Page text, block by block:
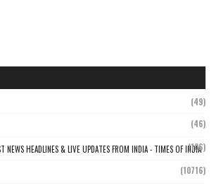
(49)
(46)
NEWS HEADLINES & LIVE UPDATES FROM INDIA - TIMES OF INDIA
(106)
(10716)